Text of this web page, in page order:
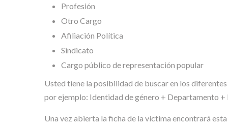
Profesión
Otro Cargo
Afiliación Política
Sindicato
Cargo público de representación popular
Usted tiene la posibilidad de buscar en los
por ejemplo: Identidad de género + Departamento
Una vez abierta la ficha de la víctima encontrará